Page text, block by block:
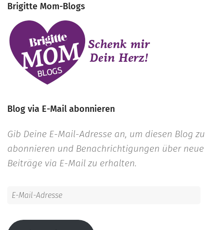
Brigitte Mom-Blogs
Blog via E-Mail abonnieren
Gib Deine E-Mail-Adresse an, um diesen Blog zu
abonnieren und Benachrichtigungen über neue
Beiträge via E-Mail zu erhalten.
E-